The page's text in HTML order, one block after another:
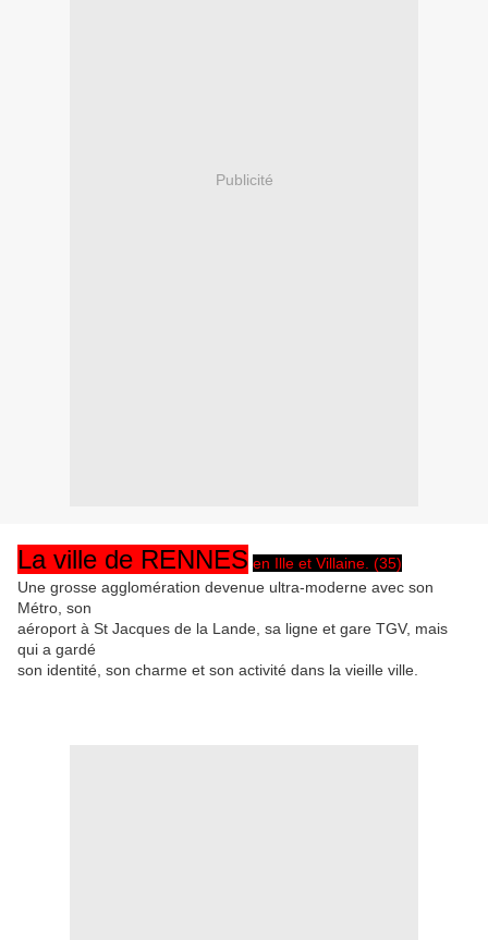
Publicité
La ville de RENNES en Ille et Villaine. (35)
Une grosse agglomération devenue ultra-moderne avec son
Métro, son
aéroport à St Jacques de la Lande, sa ligne et gare TGV, mais
qui a gardé
son identité, son charme et son activité dans la vieille ville.